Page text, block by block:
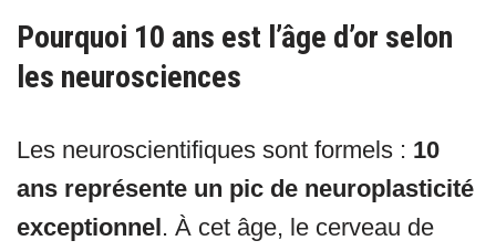
Pourquoi 10 ans est l’âge d’or selon
les neurosciences
Les neuroscientifiques sont formels : 10
ans représente un pic de neuroplasticité
exceptionnel. À cet âge, le cerveau de